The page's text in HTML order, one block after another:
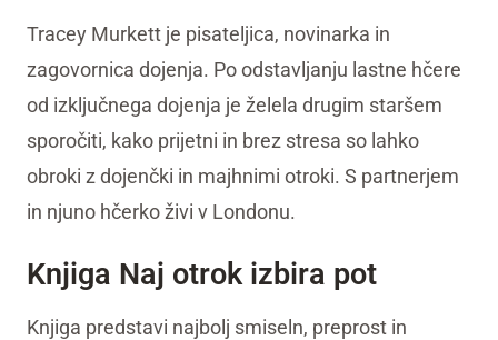
Tracey Murkett je pisateljica, novinarka in
zagovornica dojenja. Po odstavljanju lastne hčere
od izključnega dojenja je želela drugim staršem
sporočiti, kako prijetni in brez stresa so lahko
obroki z dojenčki in majhnimi otroki. S partnerjem
in njuno hčerko živi v Londonu.
Knjiga Naj otrok izbira pot
Knjiga predstavi najbolj smiseln, preprost in